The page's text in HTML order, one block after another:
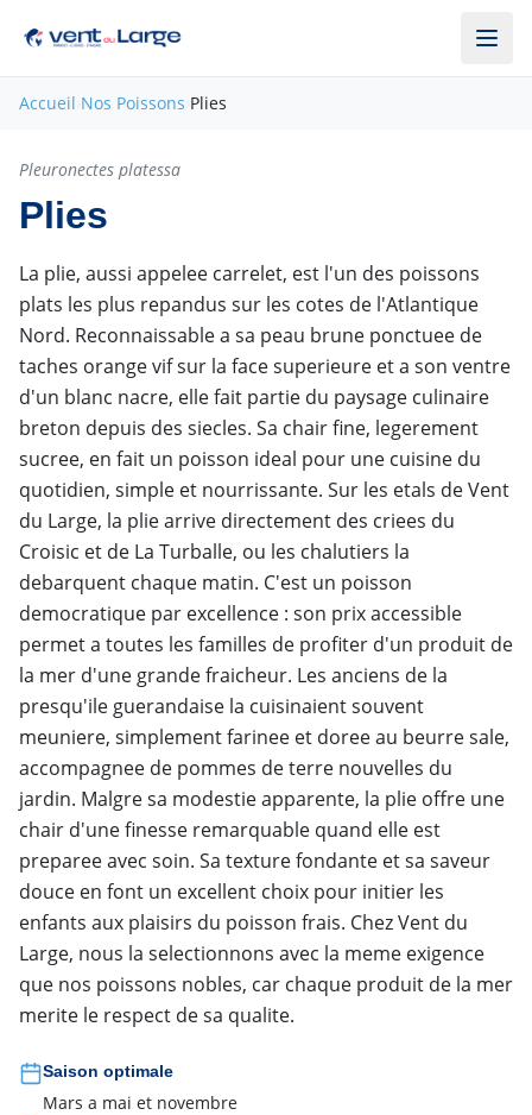
Accueil Nos Poissons Plies
Disponible
Pleuronectes platessa
Plies
La plie, aussi appelee carrelet, est l'un des poissons
plats les plus repandus sur les cotes de l'Atlantique
Nord. Reconnaissable a sa peau brune ponctuee de
taches orange vif sur la face superieure et a son ventre
d'un blanc nacre, elle fait partie du paysage culinaire
breton depuis des siecles. Sa chair fine, legerement
sucree, en fait un poisson ideal pour une cuisine du
quotidien, simple et nourrissante. Sur les etals de Vent
du Large, la plie arrive directement des criees du
Croisic et de La Turballe, ou les chalutiers la
debarquent chaque matin. C'est un poisson
democratique par excellence : son prix accessible
permet a toutes les familles de profiter d'un produit de
la mer d'une grande fraicheur. Les anciens de la
presqu'ile guerandaise la cuisinaient souvent
meuniere, simplement farinee et doree au beurre sale,
accompagnee de pommes de terre nouvelles du
jardin. Malgre sa modestie apparente, la plie offre une
chair d'une finesse remarquable quand elle est
preparee avec soin. Sa texture fondante et sa saveur
douce en font un excellent choix pour initier les
enfants aux plaisirs du poisson frais. Chez Vent du
Large, nous la selectionnons avec la meme exigence
que nos poissons nobles, car chaque produit de la mer
merite le respect de sa qualite.
Saison optimale
Mars a mai et novembre